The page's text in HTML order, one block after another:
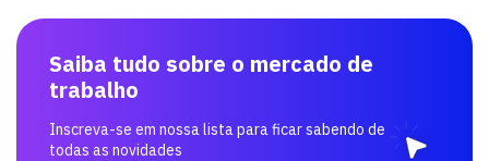
Saiba tudo sobre o mercado de
trabalho
Inscreva-se em nossa lista para ficar sabendo de
todas as novidades